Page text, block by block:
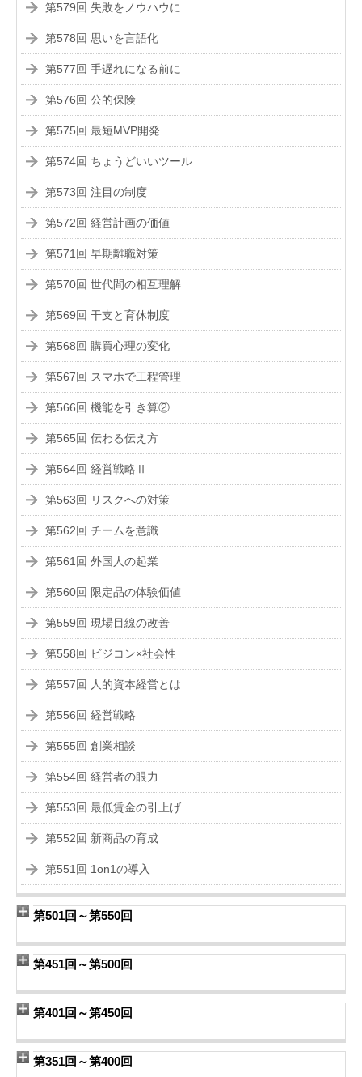
第579回 失敗をノウハウに
第578回 思いを言語化
第577回 手遅れになる前に
第576回 公的保険
第575回 最短MVP開発
第574回 ちょうどいいツール
第573回 注目の制度
第572回 経営計画の価値
第571回 早期離職対策
第570回 世代間の相互理解
第569回 干支と育休制度
第568回 購買心理の変化
第567回 スマホで工程管理
第566回 機能を引き算②
第565回 伝わる伝え方
第564回 経営戦略Ⅱ
第563回 リスクへの対策
第562回 チームを意識
第561回 外国人の起業
第560回 限定品の体験価値
第559回 現場目線の改善
第558回 ビジコン×社会性
第557回 人的資本経営とは
第556回 経営戦略
第555回 創業相談
第554回 経営者の眼力
第553回 最低賃金の引上げ
第552回 新商品の育成
第551回 1on1の導入
第501回～第550回
第451回～第500回
第401回～第450回
第351回～第400回